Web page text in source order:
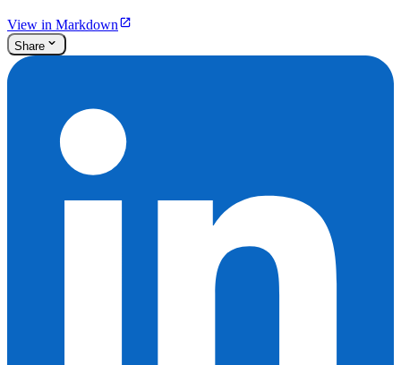
View in Markdown
Share